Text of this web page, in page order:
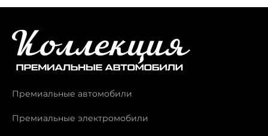
Премиальные автомобили
Премиальные электромобили